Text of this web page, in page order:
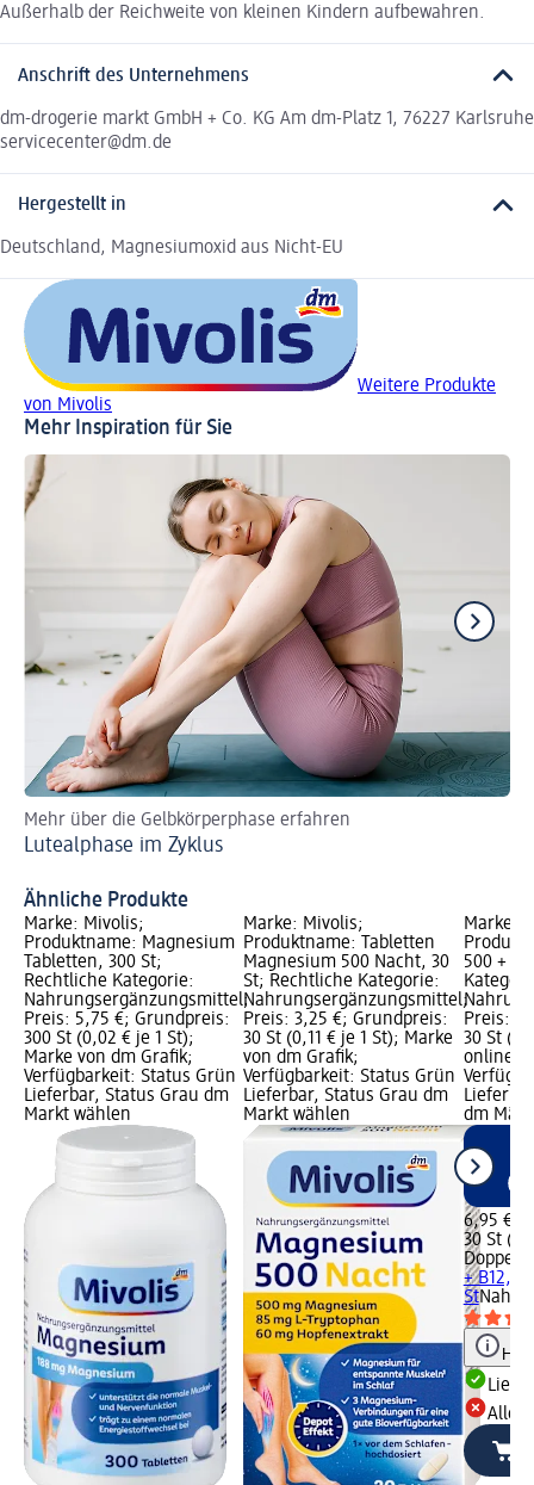
Außerhalb der Reichweite von kleinen Kindern aufbewahren.
Anschrift des Unternehmens
dm-drogerie markt GmbH + Co. KG Am dm-Platz 1, 76227 Karlsruhe
servicecenter@dm.de
Hergestellt in
Deutschland, Magnesiumoxid aus Nicht-EU
Weitere Produkte
von Mivolis
Mehr Inspiration für Sie
Mehr über die Gelbkörperphase erfahren
Lutealphase im Zyklus
Ähnliche Produkte
Marke: Mivolis;
Produktname: Magnesium
Tabletten, 300 St;
Rechtliche Kategorie:
Nahrungsergänzungsmittel;
Preis: 5,75 €; Grundpreis:
300 St (0,02 € je 1 St);
Marke von dm Grafik;
Verfügbarkeit: Status Grün
Lieferbar, Status Grau dm
Markt wählen
Marke: Mivolis;
Produktname: Tabletten
Magnesium 500 Nacht, 30
St; Rechtliche Kategorie:
Nahrungsergänzungsmittel;
Preis: 3,25 €; Grundpreis:
30 St (0,11 € je 1 St); Marke
von dm Grafik;
Verfügbarkeit: Status Grün
Lieferbar, Status Grau dm
Markt wählen
Marke:
500 +
Preis:
30 St
online
dm
6,95 €
30 St
+ B12, 30
St
Alle